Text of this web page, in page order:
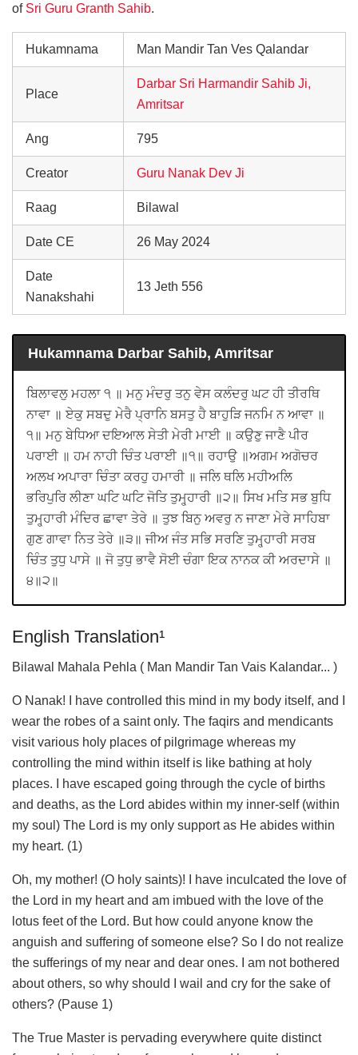
of Sri Guru Granth Sahib.
Hukamnama Man Mandir Tan Ves Qalandar
Place
Darbar Sri Harmandir Sahib Ji,
Amritsar
Ang 795
Creator Guru Nanak Dev Ji
Raag Bilawal
Date CE 26 May 2024
Date
Nanakshahi
13 Jeth 556
Hukamnama Darbar Sahib, Amritsar
ਬਿਲਾਵਲੁ ਮਹਲਾ ੧ ॥ ਮਨੁ ਮੰਦਰੁ ਤਨੁ ਵੇਸ ਕਲੰਦਰੁ ਘਟ ਹੀ ਤੀਰਥਿ
ਨਾਵਾ ॥ ਏਕੁ ਸਬਦੁ ਮੇਰੈ ਪ੍ਰਾਨਿ ਬਸਤੁ ਹੈ ਬਾਹੁੜਿ ਜਨਮਿ ਨ ਆਵਾ ॥
੧॥ ਮਨੁ ਬੇਧਿਆ ਦਇਆਲ ਸੇਤੀ ਮੇਰੀ ਮਾਈ ॥ ਕਉਣੁ ਜਾਣੈ ਪੀਰ
ਪਰਾਈ ॥ ਹਮ ਨਾਹੀ ਚਿੰਤ ਪਰਾਈ ॥੧॥ ਰਹਾਉ ॥ਅਗਮ ਅਗੋਚਰ
ਅਲਖ ਅਪਾਰਾ ਚਿੰਤਾ ਕਰਹੁ ਹਮਾਰੀ ॥ ਜਲਿ ਥਲਿ ਮਹੀਅਲਿ
ਭਰਿਪੁਰਿ ਲੀਣਾ ਘਟਿ ਘਟਿ ਜੋਤਿ ਤੁਮ੍ਹ੍ਹਾਰੀ ॥੨॥ ਸਿਖ ਮਤਿ ਸਭ ਬੁਧਿ
ਤੁਮ੍ਹ੍ਹਾਰੀ ਮੰਦਿਰ ਛਾਵਾ ਤੇਰੇ ॥ ਤੁਝ ਬਿਨੁ ਅਵਰੁ ਨ ਜਾਣਾ ਮੇਰੇ ਸਾਹਿਬਾ
ਗੁਣ ਗਾਵਾ ਨਿਤ ਤੇਰੇ ॥੩॥ ਜੀਅ ਜੰਤ ਸਭਿ ਸਰਣਿ ਤੁਮ੍ਹ੍ਹਾਰੀ ਸਰਬ
ਚਿੰਤ ਤੁਧੁ ਪਾਸੇ ॥ ਜੋ ਤੁਧੁ ਭਾਵੈ ਸੋਈ ਚੰਗਾ ਇਕ ਨਾਨਕ ਕੀ ਅਰਦਾਸੇ ॥
੪॥੨॥
English Translation¹
Bilawal Mahala Pehla ( Man Mandir Tan Vais Kalandar... )
O Nanak! I have controlled this mind in my body itself, and I
wear the robes of a saint only. The faqirs and mendicants
visit various holy places of pilgrimage whereas my
controlling the mind within itself is like bathing at holy
places. I have escaped going through the cycle of births
and deaths, as the Lord abides within my inner-self (within
my soul) The Lord is my only support as He abides within
my heart. (1)
Oh, my mother! (O holy saints)! I have inculcated the love of
the Lord in my heart and am imbued with the love of the
lotus feet of the Lord. But how could anyone know the
anguish and suffering of someone else? So I do not realize
the sufferings of my near and dear ones. I am not bothered
about others, so why should I wail and cry for the sake of
others? (Pause 1)
The True Master is pervading everywhere quite distinct